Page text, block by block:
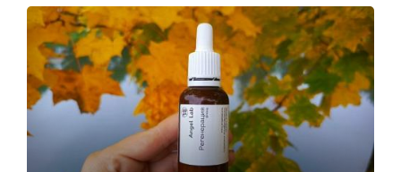
повреждений и протеканий.К каждому флюиду
была приложена инструкция, а также общая
памятка о средствах Angel Lab.Флюиды были
подобраны специально под мой тип кожи...